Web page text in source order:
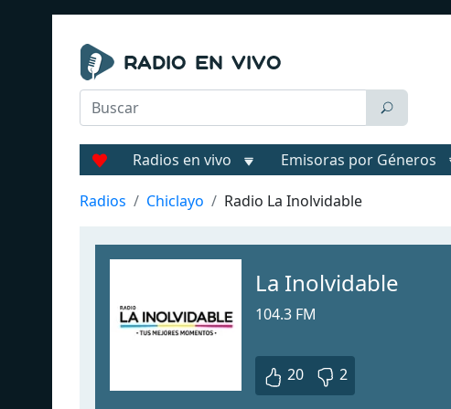
Radios en vivo Emisoras por Géneros
Radios Chiclayo Radio La Inolvidable
La Inolvidable
104.3 FM
20 2